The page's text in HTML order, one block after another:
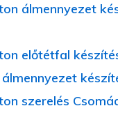
álmennyezet
előtétfal
szerelés